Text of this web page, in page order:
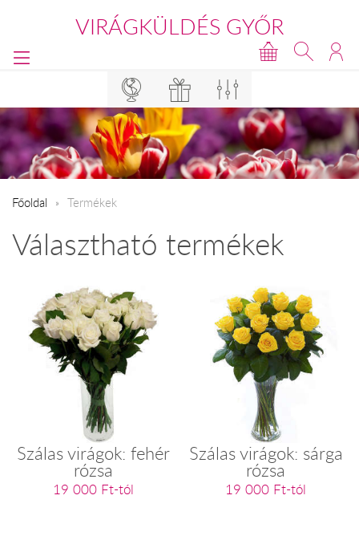
VIRÁGKÜLDÉS GYŐR
Főoldal Termékek
Választható termékek
Szálas virágok: fehér
rózsa
19 000 Ft-tól
Szálas virágok: sárga
rózsa
19 000 Ft-tól